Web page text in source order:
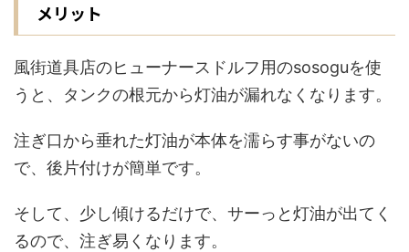
メリット
風街道具店のヒューナースドルフ用のsosoguを使
うと、タンクの根元から灯油が漏れなくなります。
注ぎ口から垂れた灯油が本体を濡らす事がないの
で、後片付けが簡単です。
そして、少し傾けるだけで、サーっと灯油が出てく
るので、注ぎ易くなります。